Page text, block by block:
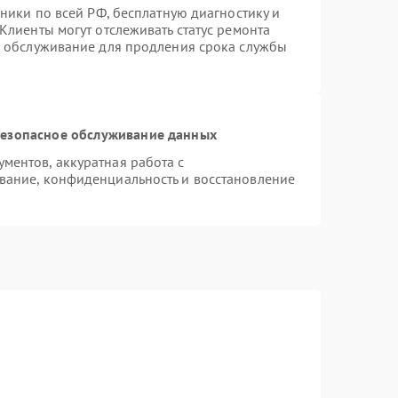
по всей РФ, бесплатную диагностику и
могут отслеживать статус ремонта
обслуживание для продления срока службы
обслуживание данных
аккуратная работа с
конфиденциальность и восстановление